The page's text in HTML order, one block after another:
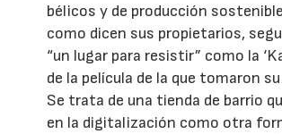
bélicos y de producción
como dicen sus propietarios,
“un lugar para resistir” como la
de la película de la que tomaron
Se trata de una tienda de barrio
en la digitalización como otra